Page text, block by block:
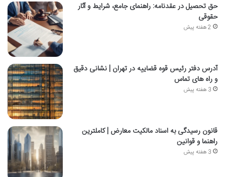
حق تحصیل در عقدنامه: راهنمای جامع، شرایط و آثار
حقوقی
2 هفته پیش
آدرس دفتر رئیس قوه قضاییه در تهران | نشانی دقیق
و راه های تماس
3 هفته پیش
قانون رسیدگی به اسناد مالکیت معارض | کاملترین
راهنما و قوانین
3 هفته پیش